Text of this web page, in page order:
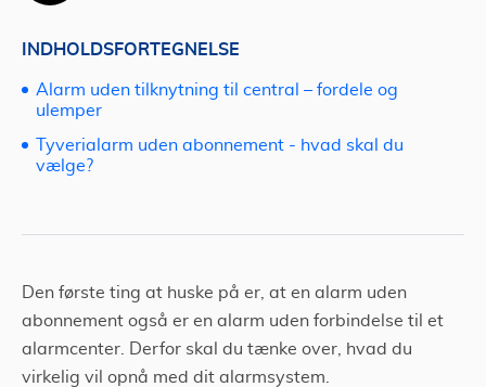
Den første ting at huske på er, at en alarm uden
abonnement også er en alarm uden forbindelse til et
alarmcenter. Derfor skal du tænke over, hvad du
virkelig vil opnå med dit alarmsystem.
INDHOLDSFORTEGNELSE
Alarm uden tilknytning til central – fordele og
ulemper
Tyverialarm uden abonnement - hvad skal du
vælge?